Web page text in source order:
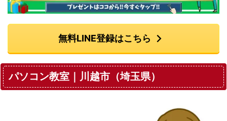
無料LINE登録はこちら
パソコン教室｜川越市（埼玉県）